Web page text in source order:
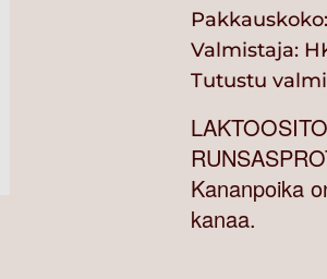
Valmistaja:
Tutustu
Kananpoika
kanaa.